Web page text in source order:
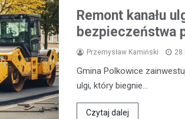
Remont kanału
bezpieczeństwa
Przemysław Kamiński 28
Gmina Polkowice
ulgi, który biegnie…
Czytaj dalej